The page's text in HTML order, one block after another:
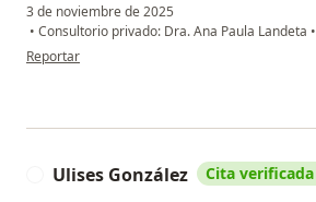
3 de noviembre de 2025
• Consultorio privado: Dra. Ana Paula Landeta •
en opinión del usuario Mariana
Reportar
Ulises González Cita verificada